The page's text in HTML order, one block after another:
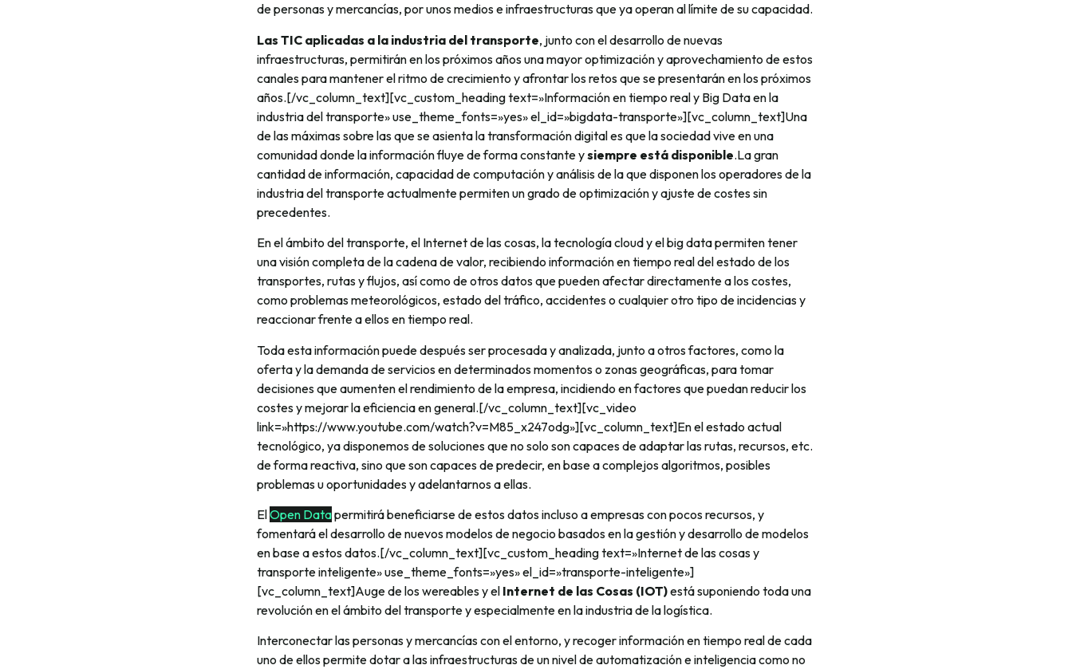
de personas y mercancías, por unos medios e infraestructuras que ya operan al límite de su capacidad.
Las TIC aplicadas a la industria del transporte, junto con el desarrollo de nuevas
infraestructuras, permitirán en los próximos años una mayor optimización y aprovechamiento de estos
canales para mantener el ritmo de crecimiento y afrontar los retos que se presentarán en los próximos
años.[/vc_column_text][vc_custom_heading text=»Información en tiempo real y Big Data en la
industria del transporte» use_theme_fonts=»yes» el_id=»bigdata-transporte»][vc_column_text]Una
de las máximas sobre las que se asienta la transformación digital es que la sociedad vive en una
comunidad donde la información fluye de forma constante ysiempre está disponible.La gran
cantidad de información, capacidad de computación y análisis de la que disponen los operadores de la
industria del transporte actualmente permiten un grado de optimización y ajuste de costes sin
precedentes.
En el ámbito del transporte, el Internet de las cosas, la tecnología cloud y el big data permiten tener
una visión completa de la cadena de valor, recibiendo información en tiempo real del estado de los
transportes, rutas y flujos, así como de otros datos que pueden afectar directamente a los costes,
como problemas meteorológicos, estado del tráfico, accidentes o cualquier otro tipo de incidencias y
reaccionar frente a ellos en tiempo real.
Toda esta información puede después ser procesada y analizada, junto a otros factores, como la
oferta y la demanda de servicios en determinados momentos o zonas geográficas, para tomar
decisiones que aumenten el rendimiento de la empresa, incidiendo en factores que puedan reducir los
costes y mejorar la eficiencia en general.[/vc_column_text][vc_video
link=»https://www.youtube.com/watch?v=M85_x247odg»][vc_column_text]En el estado actual
tecnológico, ya disponemos de soluciones que no solo son capaces de adaptar las rutas, recursos, etc.
de forma reactiva, sino que son capaces de predecir, en base a complejos algoritmos, posibles
problemas u oportunidades y adelantarnos a ellas.
ElOpen Datapermitirá beneficiarse de estos datos incluso a empresas con pocos recursos, y
fomentará el desarrollo de nuevos modelos de negocio basados en la gestión y desarrollo de modelos
en base a estos datos.[/vc_column_text][vc_custom_heading text=»Internet de las cosas y
transporte inteligente» use_theme_fonts=»yes» el_id=»transporte-inteligente»]
[vc_column_text]Auge de los wereables y el Internet de las Cosas (IOT)está suponiendo toda una
revolución en el ámbito del transporte y especialmente en la industria de la logística.
Interconectar las personas y mercancías con el entorno, y recoger información en tiempo real de cada
uno de ellos permite dotar a las infraestructuras de un nivel de automatización e inteligencia como no